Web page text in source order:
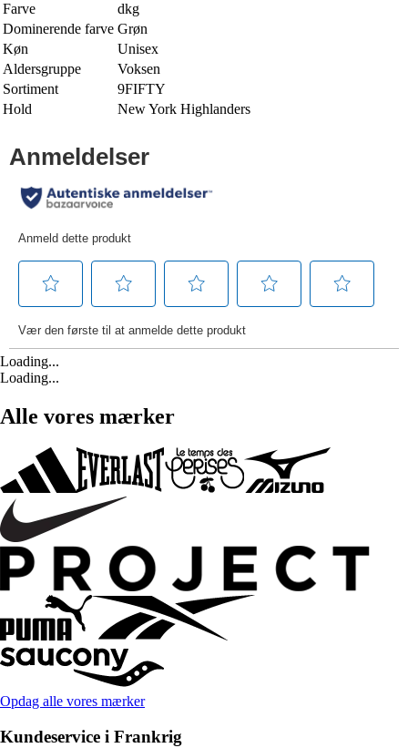
Farve
dkg
Dominerende farve Grøn
Køn
Unisex
Aldersgruppe
Voksen
Sortiment
9FIFTY
Hold
New York Highlanders
Loading...
Loading...
Alle vores mærker
Opdag alle vores mærker
Kundeservice i Frankrig